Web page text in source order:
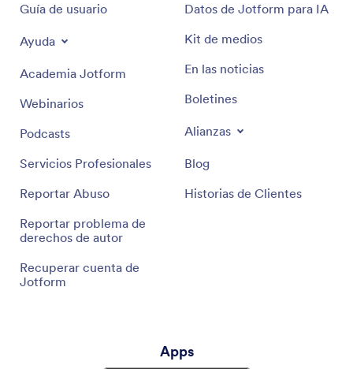
Guía de usuario
Ayuda
Academia Jotform
Webinarios
Podcasts
Servicios Profesionales
Reportar Abuso
Reportar problema de
derechos de autor
Recuperar cuenta de
Jotform
Datos de Jotform para IA
Kit de medios
En las noticias
Boletines
Alianzas
Blog
Historias de Clientes
Apps